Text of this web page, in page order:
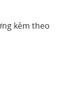
kèm theo